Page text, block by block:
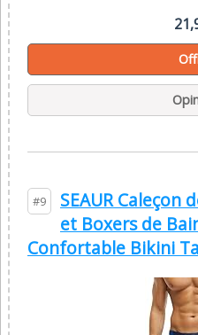
#9
SEAUR Caleçon
et Boxers de
Confortable Bikini